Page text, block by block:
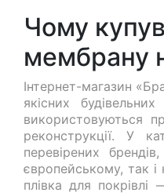
Чому
мембрану
Інтернет-магазин
якісних
використовуються
реконструкції. У
перевірених
європейському, так
плівка для